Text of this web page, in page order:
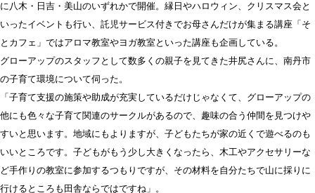
に八木・日吉・美山のいずれかで開催。縁日やハロウィン、クリスマス会と
いったイベントも行い、託児サービス付きでお母さんだけが集まる講座「そ
とカフェ」ではアロマ教室やヨガ教室といった講座も企画している。
グローアップのスタッフとして数多くの親子を見てきた井尻さんに、南丹市
の子育て環境について伺った。
「子育て支援の施策や助成が充実しているだけじゃなくて、グローアップの
他にも色々な子育て関連のサークルがあるので、趣味の合う仲間を見つけや
すいと思います。地域にもよりますが、子どもたちが家の近くで遊べるのも
いいところです。子どもがもう少し大きくなったら、木工やアクセサリーな
ど手作りの教室に参加するつもりですが、その材料を自分たちで山に採りに
行けるところも田舎ならではですね」。